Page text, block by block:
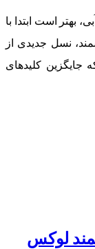
بهتر است ابتدا با
نسل جدیدی از
جایگزین کلیدهای
لوکس